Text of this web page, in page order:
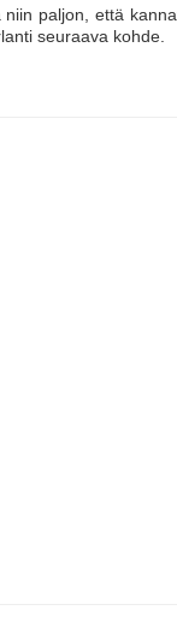
paljon, että
seuraava kohde.